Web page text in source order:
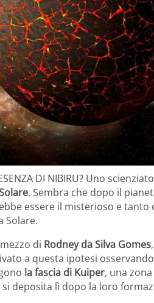
DI NIBIRU? Uno
. Sembra che dopo il
essere il misterioso e tanto
Solare.
di Rodney da Silva Gomes
a questa ipotesi
la fascia di Kuiper, una
deposita lì dopo la loro